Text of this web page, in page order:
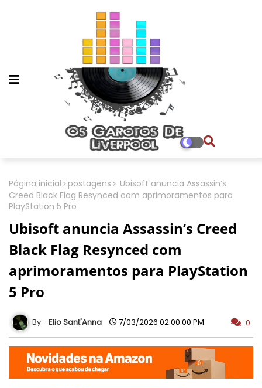
Página inicial postagens
Ubisoft anuncia Assassin’s
Creed Black Flag Resynced com aprimoramentos para
PlayStation 5 Pro
Ubisoft anuncia Assassin’s Creed
Black Flag Resynced com
aprimoramentos para PlayStation
5 Pro
Elio Sant'Anna 7/03/2026 02:00:00 PM 0